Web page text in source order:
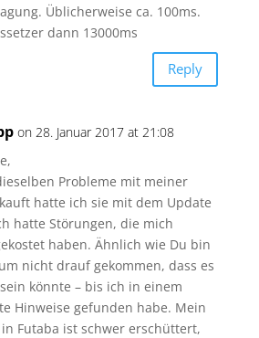
Üblicherweise ca. 100ms.
dann 13000ms
Reply
on 28. Januar 2017 at 21:08
Probleme mit meiner
hatte ich sie mit dem Update
hatte Störungen, die mich
haben. Ähnlich wie Du bin
nicht drauf gekommen, dass es
könnte – bis ich in einem
Hinweise gefunden habe. Mein
Futaba ist schwer erschüttert,